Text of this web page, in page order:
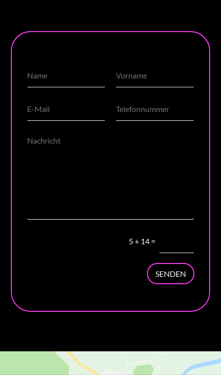
5+ 14 =
SENDEN